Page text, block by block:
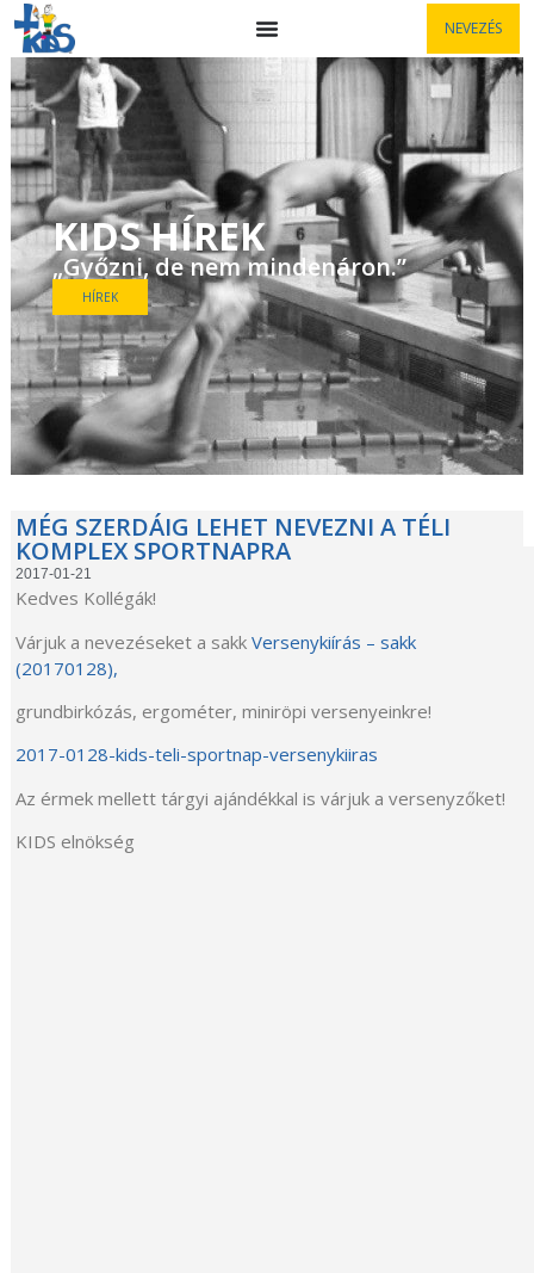
NEVEZÉS
KIDS HÍREK
„Győzni, de nem mindenáron.”
HÍREK
MÉG SZERDÁIG LEHET NEVEZNI A TÉLI
KOMPLEX SPORTNAPRA
2017-01-21
Kedves Kollégák!
Várjuk a nevezéseket a sakkVersenykiírás – sakk
(20170128),
grundbirkózás, ergométer, miniröpi versenyeinkre!
2017-0128-kids-teli-sportnap-versenykiiras
Az érmek mellett tárgyi ajándékkal is várjuk a versenyzőket!
KIDS elnökség